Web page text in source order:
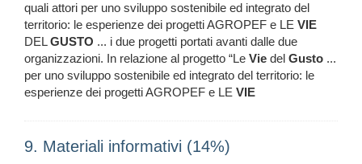
quali attori per uno sviluppo sostenibile ed integrato del
territorio: le esperienze dei progetti AGROPEF e LE VIE
DELGUSTO ... i due progetti portati avanti dalle due
organizzazioni. In relazione al progetto “Le Vie del Gusto ...
per uno sviluppo sostenibile ed integrato del territorio: le
esperienze dei progetti AGROPEF e LE VIE
9. Materiali informativi (14%)